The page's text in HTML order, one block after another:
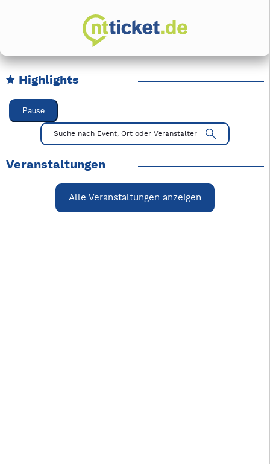
Highlights
Karussell Veranstaltungen überspringen
Pause
Mit Tab zu den Steuerelementen wechseln. Mit Pfeiltasten
Suche nach Event, Ort oder Veranstalter
Veranstaltungen
Alle Veranstaltungen anzeigen